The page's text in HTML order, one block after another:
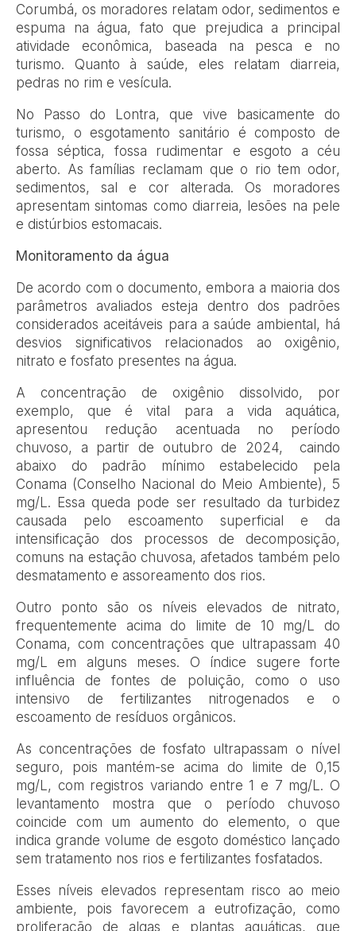
Corumbá, os moradores relatam odor, sedimentos e
espuma na água, fato que prejudica a principal
atividade econômica, baseada na pesca e no
turismo. Quanto à saúde, eles relatam diarreia,
pedras no rim e vesícula.
No Passo do Lontra, que vive basicamente do
turismo, o esgotamento sanitário é composto de
fossa séptica, fossa rudimentar e esgoto a céu
aberto. As famílias reclamam que o rio tem odor,
sedimentos, sal e cor alterada. Os moradores
apresentam sintomas como diarreia, lesões na pele
e distúrbios estomacais.
Monitoramento da água
De acordo com o documento, embora a maioria dos
parâmetros avaliados esteja dentro dos padrões
considerados aceitáveis para a saúde ambiental, há
desvios significativos relacionados ao oxigênio,
nitrato e fosfato presentes na água.
A concentração de oxigênio dissolvido, por
exemplo, que é vital para a vida aquática,
apresentou redução acentuada no período
chuvoso, a partir de outubro de 2024, caindo
abaixo do padrão mínimo estabelecido pela
Conama (Conselho Nacional do Meio Ambiente), 5
mg/L. Essa queda pode ser resultado da turbidez
causada pelo escoamento superficial e da
intensificação dos processos de decomposição,
comuns na estação chuvosa, afetados também pelo
desmatamento e assoreamento dos rios.
Outro ponto são os níveis elevados de nitrato,
frequentemente acima do limite de 10 mg/L do
Conama, com concentrações que ultrapassam 40
mg/L em alguns meses. O índice sugere forte
influência de fontes de poluição, como o uso
intensivo de fertilizantes nitrogenados e o
escoamento de resíduos orgânicos.
As concentrações de fosfato ultrapassam o nível
seguro, pois mantém-se acima do limite de 0,15
mg/L, com registros variando entre 1 e 7 mg/L. O
levantamento mostra que o período chuvoso
coincide com um aumento do elemento, o que
indica grande volume de esgoto doméstico lançado
sem tratamento nos rios e fertilizantes fosfatados.
Esses níveis elevados representam risco ao meio
ambiente, pois favorecem a eutrofização, como
proliferação de algas e plantas aquáticas, que